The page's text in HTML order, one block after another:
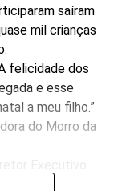
saíram
mil crianças
felicidade dos
e esse
a meu filho.”
do Morro da